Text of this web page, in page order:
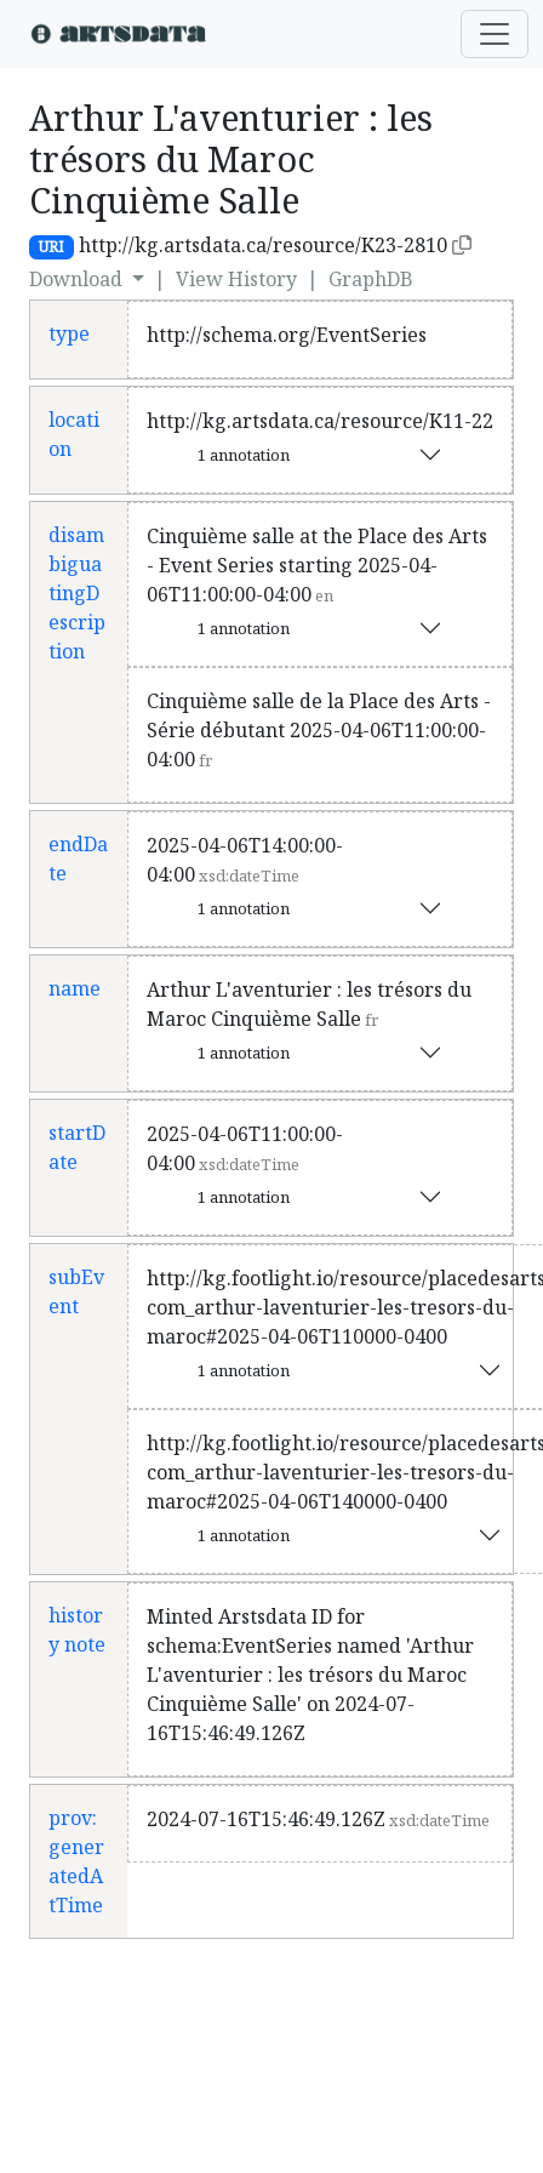
Arthur L'aventurier : les
trésors du Maroc
Cinquième Salle
URI
http://kg.artsdata.ca/resource/K23-2810
Download
| View History | GraphDB
type http://schema.org/EventSeries
locati
on
http://kg.artsdata.ca/resource/K11-22
1 annotation
disam
bigua
tingD
escrip
tion
Cinquième salle at the Place des Arts
- Event Series starting 2025-04-
06T11:00:00-04:00en
1 annotation
Cinquième salle de la Place des Arts -
Série débutant 2025-04-06T11:00:00-
04:00fr
endDa
te
2025-04-06T14:00:00-
04:00xsd:dateTime
1 annotation
name
Arthur L'aventurier : les trésors du
Maroc Cinquième Salle fr
1 annotation
startD
ate
2025-04-06T11:00:00-
04:00xsd:dateTime
1 annotation
subEv
ent
http://kg.footlight.io/resource/
com_arthur-laventurier-les-tresors-du-
maroc#2025-04-06T110000-0400
1 annotation
http://kg.footlight.io/resource/
com_arthur-laventurier-les-tresors-du-
maroc#2025-04-06T140000-0400
1 annotation
histor
y note
Minted Arstsdata ID for
schema:EventSeries named 'Arthur
L'aventurier : les trésors du Maroc
Cinquième Salle' on 2024-07-
16T15:46:49.126Z
prov:
gener
atedA
tTime
2024-07-16T15:46:49.126Z xsd:dateTime